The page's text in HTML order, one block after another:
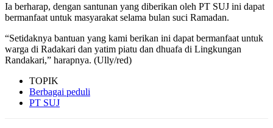
Ia berharap, dengan santunan yang diberikan oleh PT SUJ ini dapat
bermanfaat untuk masyarakat selama bulan suci Ramadan.
“Setidaknya bantuan yang kami berikan ini dapat bermanfaat untuk
warga di Radakari dan yatim piatu dan dhuafa di Lingkungan
Randakari,” harapnya. (Ully/red)
TOPIK
Berbagai peduli
PT SUJ